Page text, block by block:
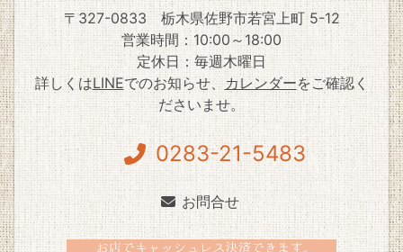
〒327-0833
栃木県佐野市若宮上町 5-12
営業時間：10:00～18:00
定休日：毎週木曜日
詳しくはLINEでのお知らせ、 カレンダーをご確認く
ださいませ。
0283-21-5483
お問合せ